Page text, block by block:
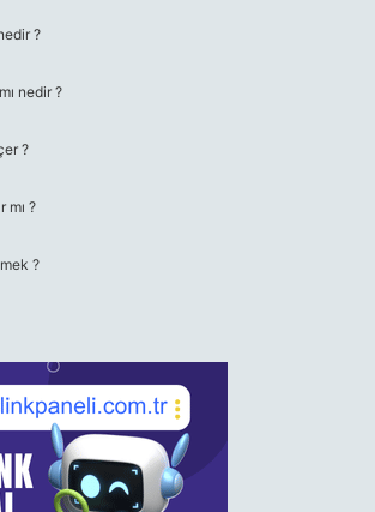
?
nedir ?
?
mı ?
?